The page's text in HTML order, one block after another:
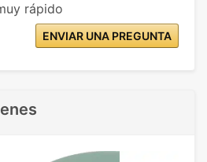
rápido
ENVIAR UNA PREGUNTA